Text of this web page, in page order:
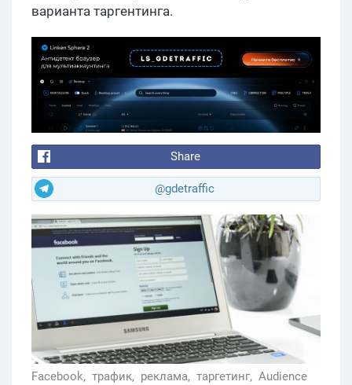
варианта таргентинга.
Share
@gdetraffic
Facebook, трафик, реклама, таргетинг, Audience